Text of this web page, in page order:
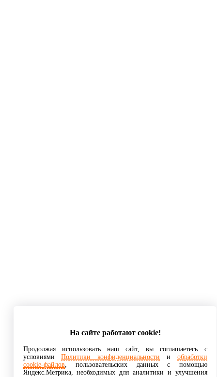
На сайте работают cookie!
Продолжая использовать наш сайт, вы соглашаетесь с
условиямиПолитики конфиденциальности и обработки
cookie-файлов, пользовательских данных с помощью
Яндекс.Метрика, необходимых для аналитики и улучшения